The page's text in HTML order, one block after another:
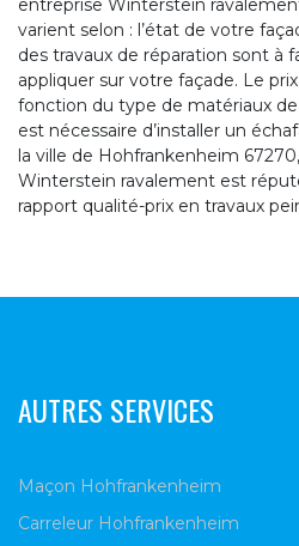
entreprise Winterstein
varient selon : l’état de votre
des travaux de réparation sont à
appliquer sur votre façade. Le
fonction du type de matériaux de
est nécessaire d’installer un
la ville de Hohfrankenheim
Winterstein ravalement est
rapport qualité-prix en travaux
AUTRES SERVICES
Maçon Hohfrankenheim
Carreleur Hohfrankenheim